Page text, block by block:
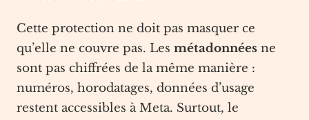
Cette protection ne doit pas masquer ce
qu’elle ne couvre pas. Les métadonnées ne
sont pas chiffrées de la même manière :
numéros, horodatages, données d’usage
restent accessibles à Meta. Surtout, le